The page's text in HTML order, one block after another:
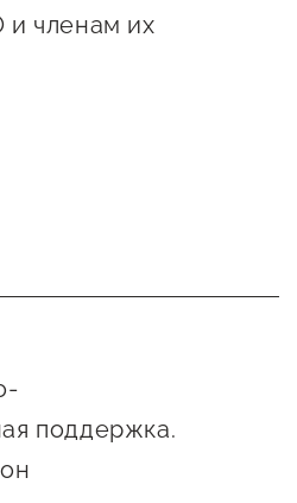
и членам их
поддержка.